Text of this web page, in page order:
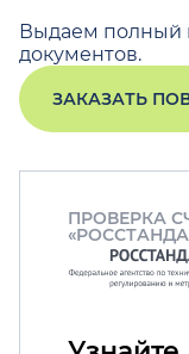
Выдаем полный
документов.
ЗАКАЗАТЬ
ПРОВЕРКА